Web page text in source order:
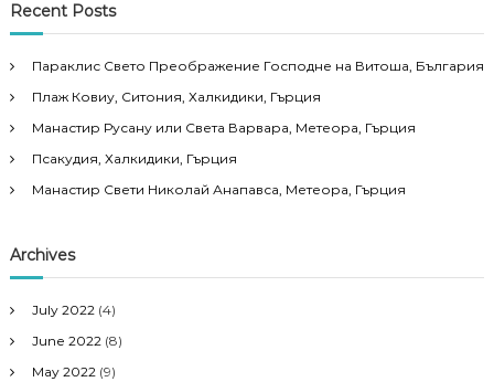
Recent Posts
Параклис Свето Преображение Господне на Витоша, България
Плаж Ковиу, Ситония, Халкидики, Гърция
Манастир Русану или Света Варвара, Метеора, Гърция
Псакудия, Халкидики, Гърция
Манастир Свети Николай Анапавса, Метеора, Гърция
Archives
July 2022(4)
June 2022(8)
May 2022(9)